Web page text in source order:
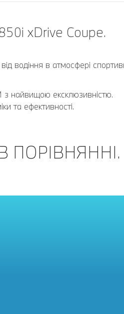
xDrive Coupe.
водіння в атмосфері
найвищою ексклюзивністю.
та ефективності.
ПОРІВНЯННІ.